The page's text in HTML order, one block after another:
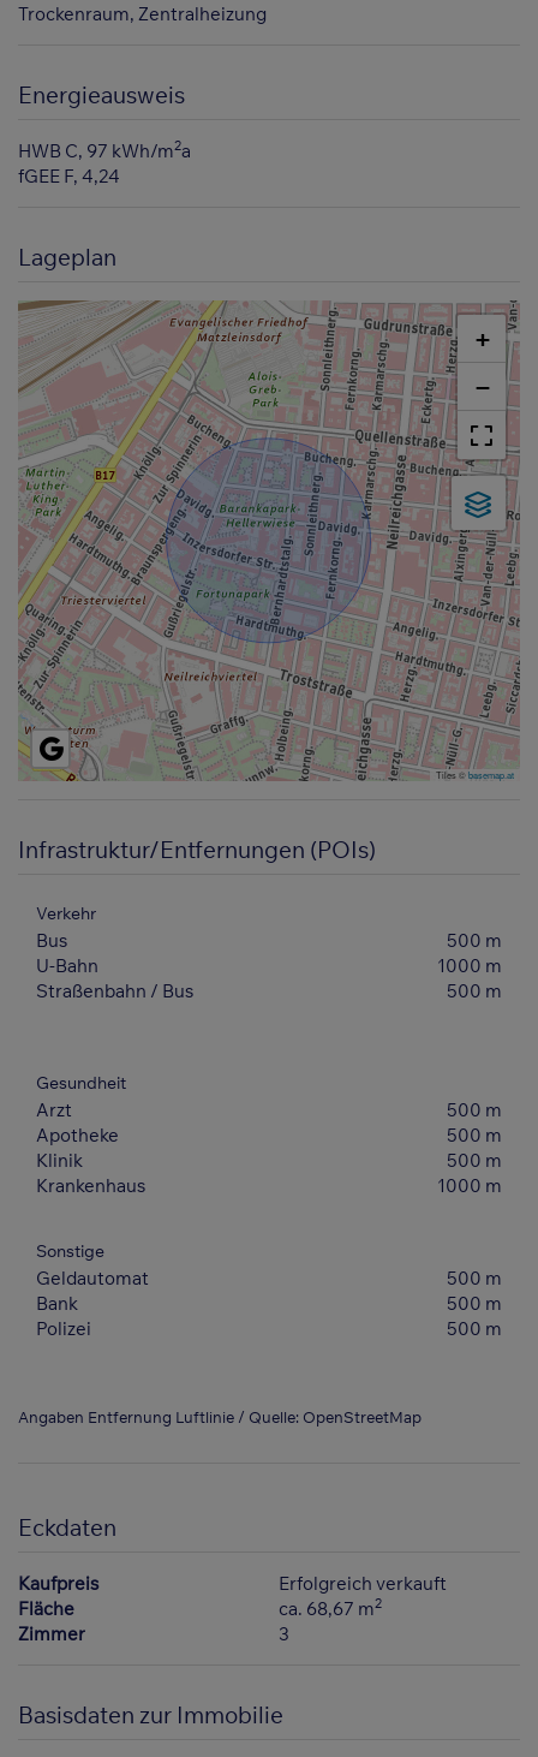
Trockenraum Zentralheizung
Energieausweis
HWB C, 97 kWh/m2a
fGEE F, 4,24
Lageplan
+
−
Tiles ©basemap.at
Infrastruktur/Entfernungen (POIs)
Verkehr
Bus
500 m
U-Bahn
1000 m
Straßenbahn / Bus
500 m
Gesundheit
Arzt
500 m
Apotheke
500 m
Klinik
500 m
Krankenhaus
1000 m
Sonstige
Geldautomat
500 m
Bank
500 m
Polizei
500 m
Angaben Entfernung Luftlinie / Quelle: OpenStreetMap
Eckdaten
Kaufpreis
Erfolgreich verkauft
Fläche
ca. 68,67 m2
Zimmer 3
Basisdaten zur Immobilie